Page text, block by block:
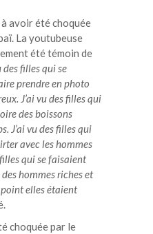
à avoir été choquée
La youtubeuse
été témoin de
des filles qui se
prendre en photo
J’ai vu des filles qui
des boissons
J’ai vu des filles qui
avec les hommes
filles qui se faisaient
hommes riches et
elles étaient
choquée par le